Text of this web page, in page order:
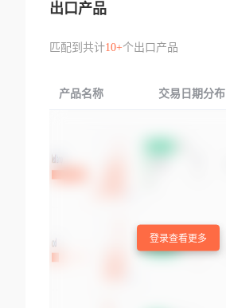
出口产品
匹配到共计10+个出口产品
产品名称 交易日期分布
登录查看更多